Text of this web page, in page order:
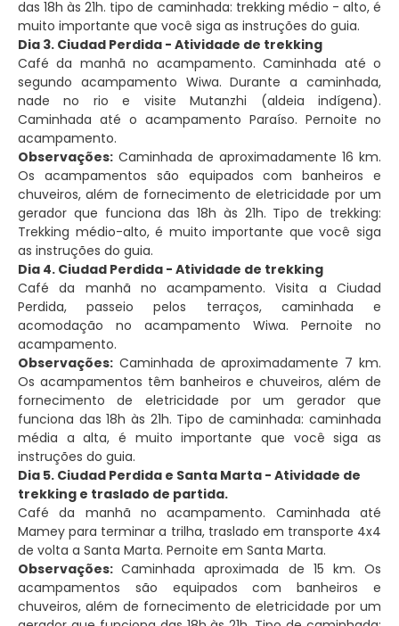
das 18h às 21h. tipo de caminhada: trekking médio - alto, é
muito importante que você siga as instruções do guia.
Dia 3. Ciudad Perdida - Atividade de trekking
Café da manhã no acampamento. Caminhada até o
segundo acampamento Wiwa. Durante a caminhada,
nade no rio e visite Mutanzhi (aldeia indígena).
Caminhada até o acampamento Paraíso. Pernoite no
acampamento.
Observações: Caminhada de aproximadamente 16 km.
Os acampamentos são equipados com banheiros e
chuveiros, além de fornecimento de eletricidade por um
gerador que funciona das 18h às 21h. Tipo de trekking:
Trekking médio-alto, é muito importante que você siga
as instruções do guia.
Dia 4. Ciudad Perdida - Atividade de trekking
Café da manhã no acampamento. Visita a Ciudad
Perdida, passeio pelos terraços, caminhada e
acomodação no acampamento Wiwa. Pernoite no
acampamento.
Observações: Caminhada de aproximadamente 7 km.
Os acampamentos têm banheiros e chuveiros, além de
fornecimento de eletricidade por um gerador que
funciona das 18h às 21h. Tipo de caminhada: caminhada
média a alta, é muito importante que você siga as
instruções do guia.
Dia 5. Ciudad Perdida e Santa Marta - Atividade de
trekking e traslado de partida.
Café da manhã no acampamento. Caminhada até
Mamey para terminar a trilha, traslado em transporte 4x4
de volta a Santa Marta. Pernoite em Santa Marta.
Observações:Caminhada aproximada de 15 km. Os
acampamentos são equipados com banheiros e
chuveiros, além de fornecimento de eletricidade por um